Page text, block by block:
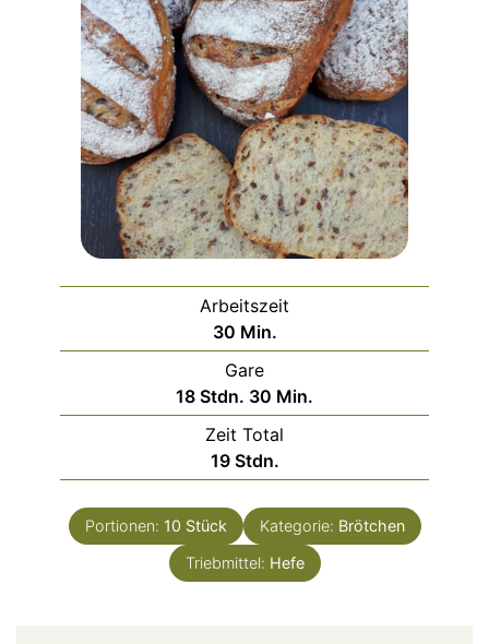
Arbeitszeit
30Minuten
Min.
Gare
18Stunden
Stdn. 30 Minuten
Min.
Zeit Total
19Stunden
Stdn.
Portionen: 10 Stück Kategorie: Brötchen
Triebmittel: Hefe